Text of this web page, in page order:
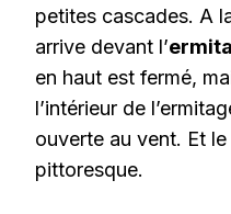
petites cascades. A
arrive devant l’
en haut est fermé,
l’intérieur de
ouverte au vent. Et
pittoresque.